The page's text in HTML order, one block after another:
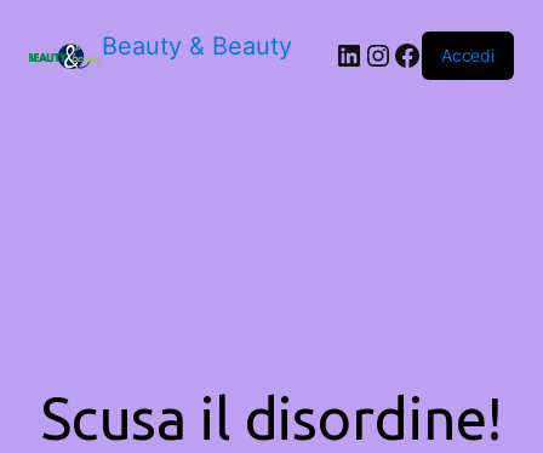
Beauty & Beauty LinkedIn
Instagram
Facebook
Accedi
Scusa il disordine!